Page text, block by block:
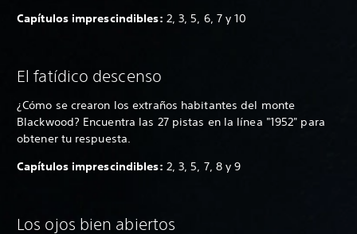
Capítulos imprescindibles: 2, 3, 5, 6, 7 y 10
El fatídico descenso
¿Cómo se crearon los extraños habitantes del monte
Blackwood? Encuentra las 27 pistas en la línea "1952" para
obtener tu respuesta.
Capítulos imprescindibles: 2, 3, 5, 7, 8 y 9
Los ojos bien abiertos